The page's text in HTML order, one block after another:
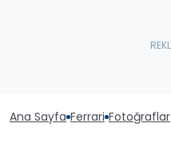
Ana Sayfa Ferrari Fotoğraflar